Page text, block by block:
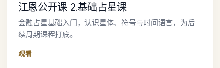
江恩公开课 2.基础占星课
金融占星基础入门，认识星体、符号与时间语言，为后
续周期课程打底。
观看